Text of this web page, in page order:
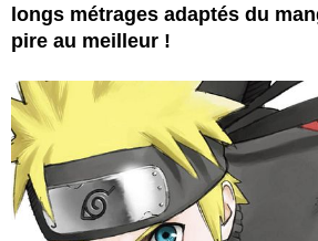
longs métrages adaptés du
pire au meilleur !